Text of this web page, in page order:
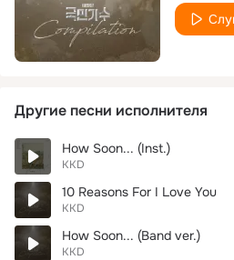
Другие песни исполнителя
How Soon... (Inst.)
KKD
10 Reasons For I Love You
KKD
How Soon... (Band ver.)
KKD